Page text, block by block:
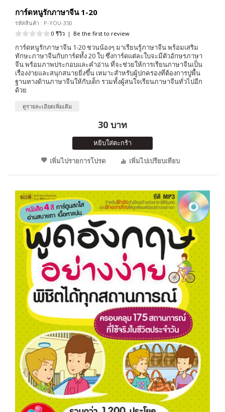
การ์ดหนูรักภาษาจีน 1-20
รหัสสินค้า : P-YOU-350
0 รีวิว | Be the first to review
การ์ดหนูรักภาษาจีน 1-20 ชวนน้องๆ มาเรียนรู้ภาษาจีน พร้อมเสริม
ทักษะภาษาจีนกับการ์ดทั้ง 20 ใบ ซึ่งการ์ดแต่ละใบจะมีตัวอักษรภาษา
จีน พร้อมภาพประกอบและคำอ่าน ที่จะช่วยให้การเรียนภาษาจีนเป็น
เรื่องง่ายและสนุกสนายยิ่งขึ้น เหมาะสำหรับผู้ปกครองที่ต้องการปูพื้น
ฐานทางด้านภาษาจีนให้กับเด็ก รวมทั้งผู้สนใจเรียนภาษาจีนทั่วไปอีก
ด้วย
ดูรายละเอียดเพิ่มเติม
30 บาท
หยิบใส่ตะกร้า
เพิ่มไปรายการโปรด
เพิ่มไปเปรียบเทียบ